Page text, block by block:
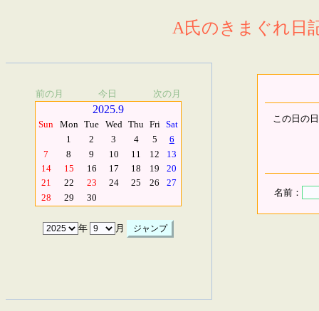
A氏のきまぐれ日
前の月 今日 次の月
2025.9
Sun Mon Tue Wed Thu Fri Sat
1
2 3 4 5
6
7
8 9 10 11 12
13
14
15 16 17 18 19
20
21
22 23 24 25 26
27
28
29 30
年 月
この日の
名前：